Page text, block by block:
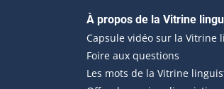
Navigation
À propos de la Vitrine
Capsule vidéo sur la Vitrine
Foire aux questions
Les mots de la Vitrine